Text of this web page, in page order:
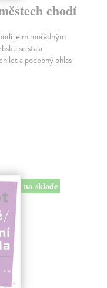
chodí
je mimořádným
se stala
let a podobný ohlas
na sklade